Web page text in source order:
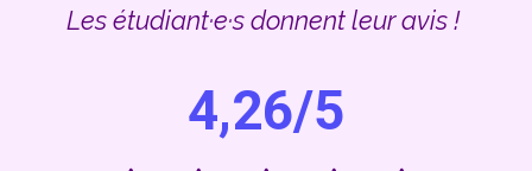
Les étudiant·e·s donnent leur avis !
4,26/5​​